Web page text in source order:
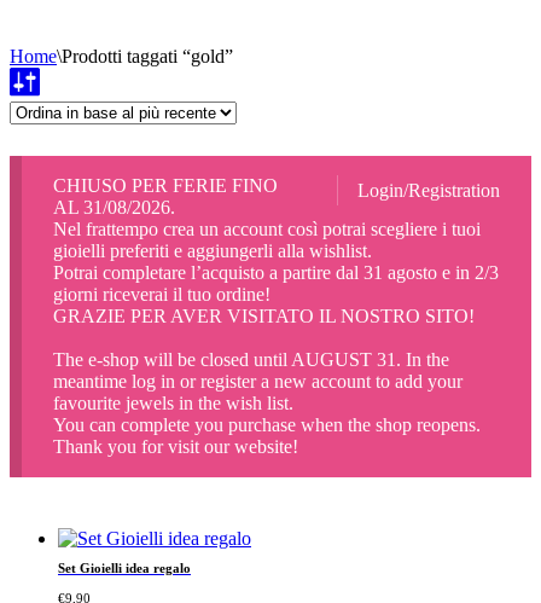
Home\Prodotti taggati “gold”
Login/Registration
CHIUSO PER FERIE FINO
AL 31/08/2026.
Nel frattempo crea un account così potrai scegliere i tuoi
gioielli preferiti e aggiungerli alla wishlist.
Potrai completare l’acquisto a partire dal 31 agosto e in 2/3
giorni riceverai il tuo ordine!
GRAZIE PER AVER VISITATO IL NOSTRO SITO!
The e-shop will be closed until AUGUST 31. In the
meantime log in or register a new account to add your
favourite jewels in the wish list.
You can complete you purchase when the shop reopens.
Thank you for visit our website!
Set Gioielli idea regalo
€9,90